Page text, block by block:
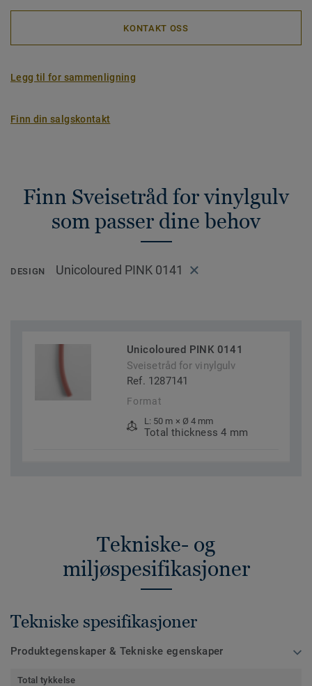
KONTAKT OSS
Legg til for sammenligning
Finn din salgskontakt
Finn Sveisetråd for vinylgulv
som passer dine behov
DESIGN Unicoloured PINK 0141
Unicoloured PINK 0141
Sveisetråd for vinylgulv
Ref. 1287141
Format
L: 50 m × Ø 4 mm
Total thickness 4 mm
Tekniske- og
miljøspesifikasjoner
Tekniske spesifikasjoner
Produktegenskaper & Tekniske egenskaper
Total tykkelse